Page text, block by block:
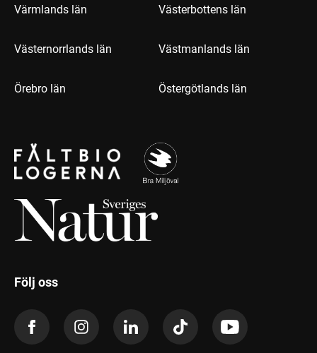
Värmlands län Västerbottens län
Västernorrlands län Västmanlands län
Örebro län Östergötlands län
Följ oss